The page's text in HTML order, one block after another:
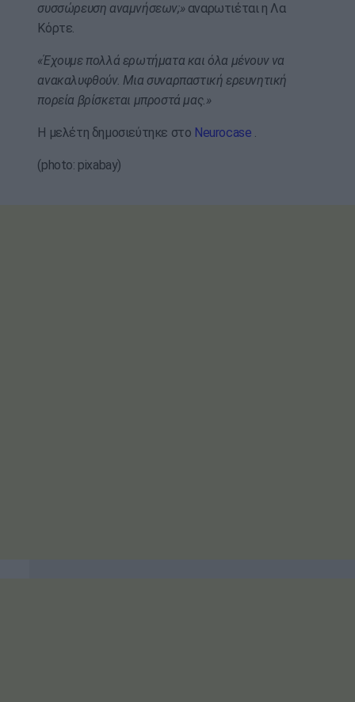
συσσώρευση αναμνήσεων;» αναρωτιέται η Λα
Κόρτε.
«Έχουμε πολλά ερωτήματα και όλα μένουν να
ανακαλυφθούν. Μια συναρπαστική ερευνητική
πορεία βρίσκεται μπροστά μας.»
Η μελέτη δημοσιεύτηκε στο Neurocase .
(photo: pixabay)